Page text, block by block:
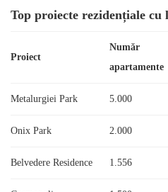
Top proiecte rezidențiale cu
Proiect
Număr
apartamente
Metalurgiei Park 5.000
Onix Park 2.000
Belvedere Residence 1.556